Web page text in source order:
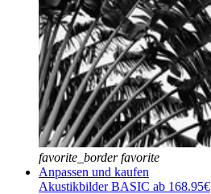
favorite_border favorite
Anpassen und kaufen
Akustikbilder BASIC ab 168.95€